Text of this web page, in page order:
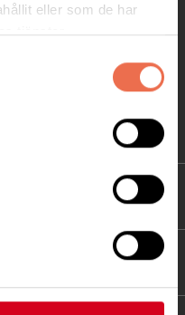
eller som de har
tjänster.
3605